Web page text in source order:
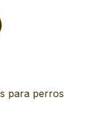
para perros